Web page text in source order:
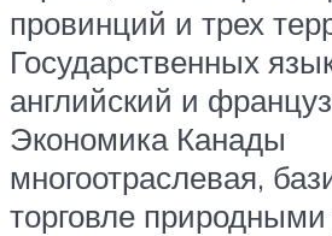
провинций и трех
Государственных
английский и
Экономика Канады
многоотраслевая,
торговле